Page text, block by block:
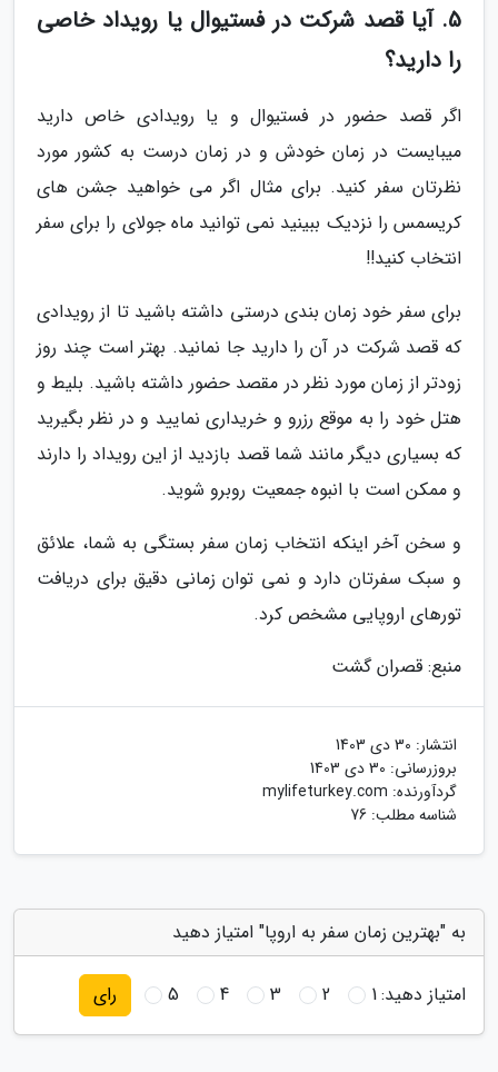
5. آیا قصد شرکت در فستیوال یا رویداد خاصی
را دارید؟
اگر قصد حضور در فستیوال و یا رویدادی خاص دارید
میبایست در زمان خودش و در زمان درست به کشور مورد
نظرتان سفر کنید. برای مثال اگر می خواهید جشن های
کریسمس را نزدیک ببینید نمی توانید ماه جولای را برای سفر
انتخاب کنید!!
برای سفر خود زمان بندی درستی داشته باشید تا از رویدادی
که قصد شرکت در آن را دارید جا نمانید. بهتر است چند روز
زودتر از زمان مورد نظر در مقصد حضور داشته باشید. بلیط و
هتل خود را به موقع رزرو و خریداری نمایید و در نظر بگیرید
که بسیاری دیگر مانند شما قصد بازدید از این رویداد را دارند
و ممکن است با انبوه جمعیت روبرو شوید.
و سخن آخر اینکه انتخاب زمان سفر بستگی به شما، علائق
و سبک سفرتان دارد و نمی توان زمانی دقیق برای دریافت
تورهای اروپایی مشخص کرد.
منبع: قصران گشت
انتشار: 30 دی 1403
بروزرسانی: 30 دی 1403
گردآورنده: mylifeturkey.com
شناسه مطلب: 76
به "بهترین زمان سفر به اروپا" امتیاز دهید
امتیاز دهید:1
2
3
4
5 رای